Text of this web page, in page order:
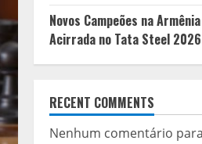
Novos Campeões na
Acirrada no Tata Steel 2026
RECENT COMMENTS
Nenhum comentário